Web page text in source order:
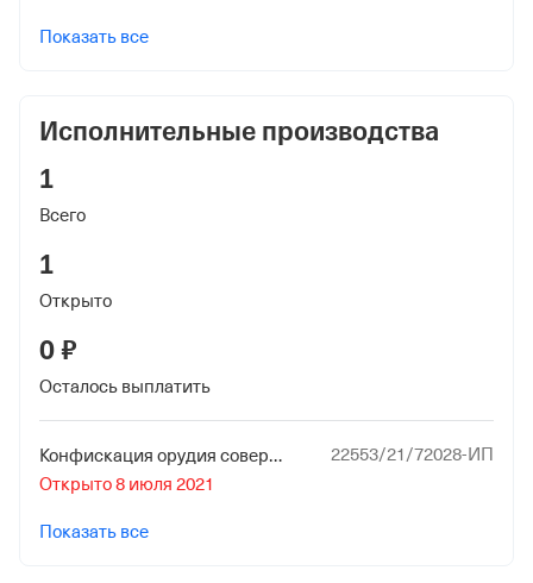
Показать все
Исполнительные производства
1
Всего
1
Открыто
0 ₽
Осталось выплатить
Конфискация орудия совершения или предмета административного правонарушения, изъятие из оборота
22553/21/72028-ИП
Открыто 8 июля 2021
Показать все